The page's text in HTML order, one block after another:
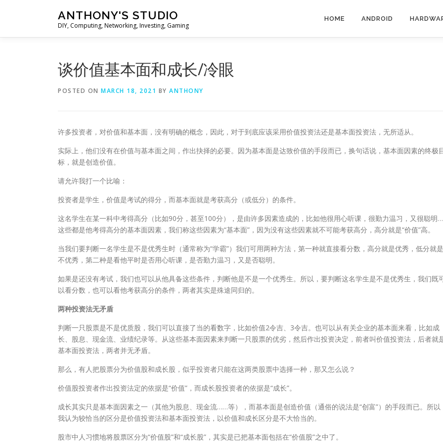
ANTHONY'S STUDIO
DIY, Computing, Networking, Investing, Gaming
HOME ANDROID
谈价值基本面和成长/冷眼
POSTED ON MARCH 18, 2021 BY ANTHONY
许多投资者，对价值和基本面，没有明确的概念，因此，对于到底应该采用价值投资法还是基本面投资法，无所适从。
实际上，他们没有在价值与基本面之间，作出抉择的必要。因为基本面是达致价值的手段而已，换句话说，基本面因素的终极
标，就是创造价值。
请允许我打一个比喻：
投资者是学生，价值是考试的得分，而基本面就是考获高分（或低分）的条件。
这名学生在某一科中考得高分（比如90分，甚至100分），是由许多因素造成的，比如他很用心听课，很勤力温习，又很聪明
这些都是他考得高分的基本面因素，我们称这些因素为“基本面”，因为没有这些因素就不可能考获高分，高分就是“价值”高。
当我们要判断一名学生是不是优秀生时（通常称为“学霸”）我们可用两种方法，第一种就直接看分数，高分就是优秀，低分就是
不优秀，第二种是看他平时是否用心听课，是否勤力温习，又是否聪明。
如果是还没有考试，我们也可以从他具备这些条件，判断他是不是一个优秀生。所以，要判断这名学生是不是优秀生，我们既
以看分数，也可以看他考获高分的条件，两者其实是殊途同归的。
两种投资法无矛盾
判断一只股票是不是优质股，我们可以直接了当的看数字，比如价值2令吉、3令吉。也可以从有关企业的基本面来看，比如成
长、股息、现金流、业绩纪录等。从这些基本面因素来判断一只股票的优劣，然后作出投资决定，前者叫价值投资法，后者就
基本面投资法，两者并无矛盾。
那么，有人把股票分为价值股和成长股，似乎投资者只能在这两类股票中选择一种，那又怎么说？
价值股投资者作出投资法定的依据是“价值”，而成长股投资者的依据是“成长”。
成长其实只是基本面因素之一（其他为股息、现金流……等），而基本面是创造价值（通俗的说法是“创富”）的手段而已。所以
我认为较恰当的区分是价值投资法和基本面投资法，以价值和成长区分是不大恰当的。
股市中人习惯地将股票区分为“价值股”和“成长股”，其实是已把基本面包括在“价值股”之中了。